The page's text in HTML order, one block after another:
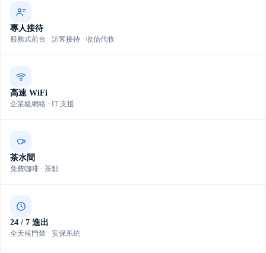
專人接待
服務式前台 · 訪客接待 · 收信代收
高速 WiFi
企業級網絡 · IT 支援
茶水間
免費咖啡 · 茶點
24 / 7 進出
全天候門禁 · 安保系統